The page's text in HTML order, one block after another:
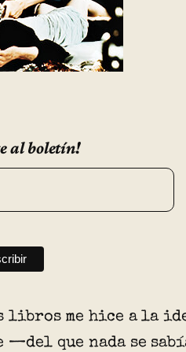
al boletín!
libros me hice a la
—del que nada se